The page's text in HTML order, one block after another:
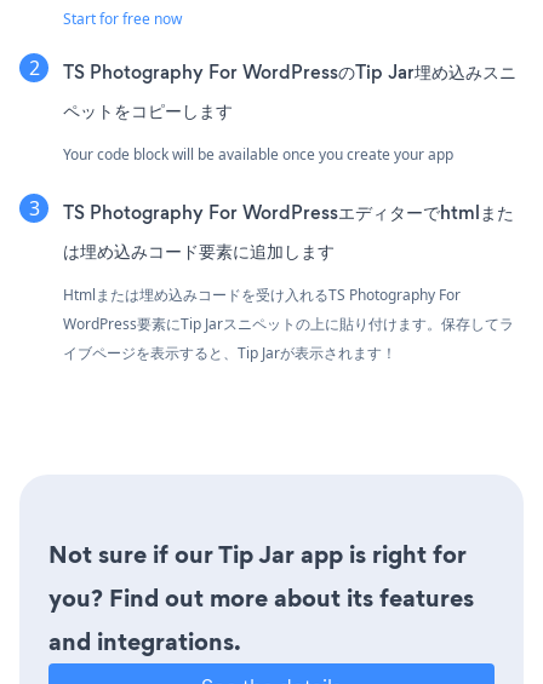
Start for free now
TS Photography For WordPressのTip Jar埋め込みスニ
ペットをコピーします
Your code block will be available once you create your app
TS Photography For WordPressエディターでhtmlまた
は埋め込みコード要素に追加します
Htmlまたは埋め込みコードを受け入れるTS Photography For
WordPress要素にTip Jarスニペットの上に貼り付けます。保存してラ
イブページを表示すると、Tip Jarが表示されます！
Not sure if our Tip Jar app is right for
you? Find out more about its features
and integrations.